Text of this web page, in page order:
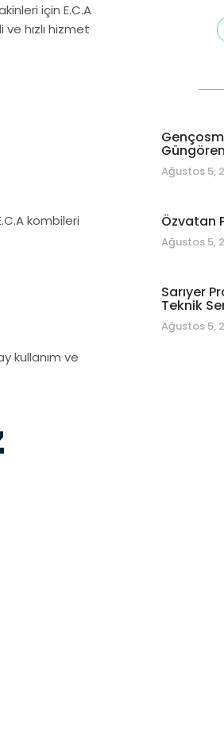
için E.C.A
hızlı hizmet
kombileri
kullanım ve
Ağustos 5,
Özvatan
Ağustos 5,
Sarıyer
Teknik
Ağustos 5,